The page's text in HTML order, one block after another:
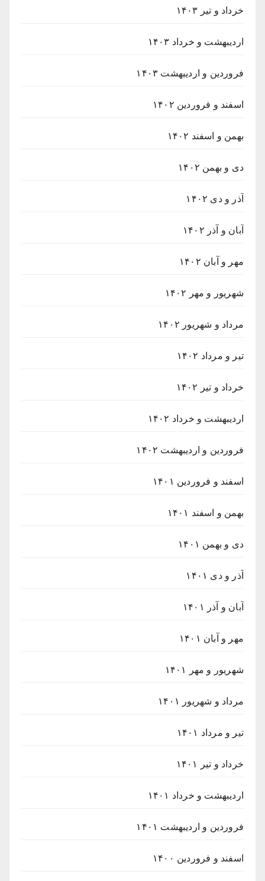
خرداد و تیر ۱۴۰۳
اردیبهشت و خرداد ۱۴۰۳
فروردین و اردیبهشت ۱۴۰۳
اسفند و فروردین ۱۴۰۲
بهمن و اسفند ۱۴۰۲
دی و بهمن ۱۴۰۲
آذر و دی ۱۴۰۲
آبان و آذر ۱۴۰۲
مهر و آبان ۱۴۰۲
شهریور و مهر ۱۴۰۲
مرداد و شهریور ۱۴۰۲
تیر و مرداد ۱۴۰۲
خرداد و تیر ۱۴۰۲
اردیبهشت و خرداد ۱۴۰۲
فروردین و اردیبهشت ۱۴۰۲
اسفند و فروردین ۱۴۰۱
بهمن و اسفند ۱۴۰۱
دی و بهمن ۱۴۰۱
آذر و دی ۱۴۰۱
آبان و آذر ۱۴۰۱
مهر و آبان ۱۴۰۱
شهریور و مهر ۱۴۰۱
مرداد و شهریور ۱۴۰۱
تیر و مرداد ۱۴۰۱
خرداد و تیر ۱۴۰۱
اردیبهشت و خرداد ۱۴۰۱
فروردین و اردیبهشت ۱۴۰۱
اسفند و فروردین ۱۴۰۰